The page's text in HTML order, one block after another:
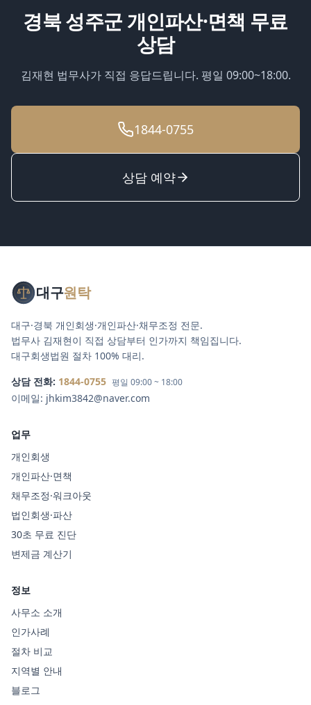
경북 성주군 개인파산·면책 무료
상담
김재현 법무사가 직접 응답드립니다. 평일 09:00~18:00.
1844-0755
상담 예약
대구원탁
대구·경북 개인회생·개인파산·채무조정 전문.
법무사 김재현이 직접 상담부터 인가까지 책임집니다.
대구회생법원 절차 100% 대리.
상담 전화: 1844-0755 평일 09:00 ~ 18:00
이메일: jhkim3842@naver.com
업무
개인회생
개인파산·면책
채무조정·워크아웃
법인회생·파산
30초 무료 진단
변제금 계산기
정보
사무소 소개
인가사례
절차 비교
지역별 안내
블로그